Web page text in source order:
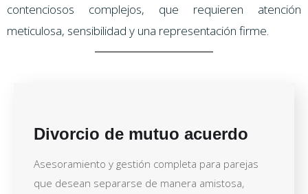
contenciosos complejos, que requieren atención
meticulosa, sensibilidad y una representación firme.
Divorcio de mutuo acuerdo
Asesoramiento y gestión completa para parejas
que desean separarse de manera amistosa,